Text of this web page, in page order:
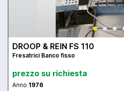
DROOP & REIN FS 110
Fresatrici Banco fisso
prezzo su richiesta
Anno 1976